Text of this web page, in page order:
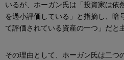
いるが、ホーガン氏は「投資家は依
を過小評価している」と指摘し、暗
て評価されている資産の一つ」だと
その理由として、ホーガン氏は二つ